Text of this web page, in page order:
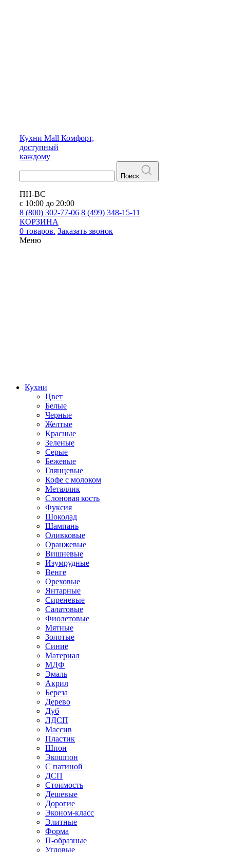
Кухни Mall Комфорт,
доступный
каждому
Поиск
ПН-ВС
с 10:00 до 20:00
8 (800) 302-77-06 8 (499) 348-15-11
КОРЗИНА
0 товаров. Заказать звонок
Меню
Кухни
Цвет
Белые
Черные
Желтые
Красные
Зеленые
Серые
Бежевые
Глянцевые
Кофе с молоком
Металлик
Слоновая кость
Фуксия
Шоколад
Шампань
Оливковые
Оранжевые
Вишневые
Изумрудные
Венге
Ореховые
Янтарные
Сиреневые
Салатовые
Фиолетовые
Мятные
Золотые
Синие
Материал
МДФ
Эмаль
Акрил
Береза
Дерево
Дуб
ЛДСП
Массив
Пластик
Шпон
Экошпон
С патиной
ДСП
Стоимость
Дешевые
Дорогие
Эконом-класс
Элитные
Форма
П-образные
Угловые